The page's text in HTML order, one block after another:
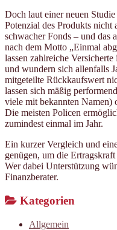
Doch laut einer neuen
Potenzial des Produkts
schwacher Fonds – und das
nach dem Motto „Einmal
lassen zahlreiche
und wundern sich allenfalls
mitgeteilte Rückkaufswert
lassen sich mäßig
viele mit bekannten Namen)
Die meisten Policen
zumindest einmal im Jahr.
Ein kurzer Vergleich und
genügen, um die
Wer dabei Unterstützung
Finanzberater.
Kategorien
Allgemein